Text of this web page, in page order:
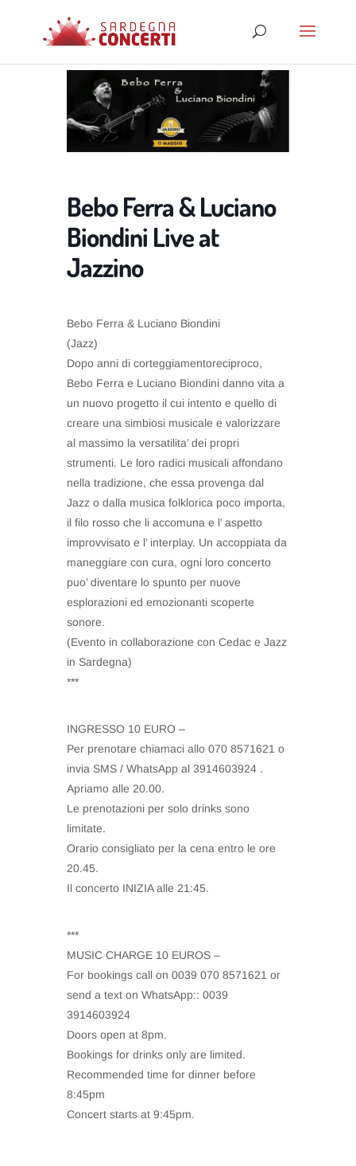
Bebo Ferra & Luciano
Biondini Live at
Jazzino
Bebo Ferra & Luciano Biondini
(Jazz)
Dopo anni di corteggiamentoreciproco,
Bebo Ferra e Luciano Biondini danno vita a
un nuovo progetto il cui intento e quello di
creare una simbiosi musicale e valorizzare
al massimo la versatilita’ dei propri
strumenti. Le loro radici musicali affondano
nella tradizione, che essa provenga dal
Jazz o dalla musica folklorica poco importa,
il filo rosso che li accomuna e l’ aspetto
improvvisato e l’ interplay. Un accoppiata da
maneggiare con cura, ogni loro concerto
puo’ diventare lo spunto per nuove
esplorazioni ed emozionanti scoperte
sonore.
(Evento in collaborazione con Cedac e Jazz
in Sardegna)
***
INGRESSO 10 EURO –
Per prenotare chiamaci allo 070 8571621 o
invia SMS / WhatsApp al 3914603924 .
Apriamo alle 20.00.
Le prenotazioni per solo drinks sono
limitate.
Orario consigliato per la cena entro le ore
20.45.
Il concerto INIZIA alle 21:45.
***
MUSIC CHARGE 10 EUROS –
For bookings call on 0039 070 8571621 or
send a text on WhatsApp:: 0039
3914603924
Doors open at 8pm.
Bookings for drinks only are limited.
Recommended time for dinner before
8:45pm
Concert starts at 9:45pm.